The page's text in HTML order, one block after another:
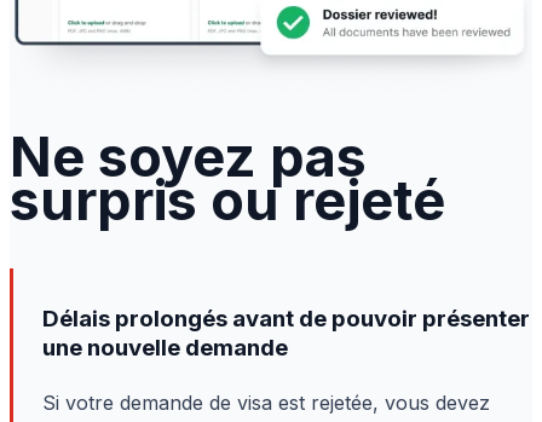
Ne soyez pas
surpris ou rejeté
Délais prolongés avant de pouvoir présenter
une nouvelle demande
Si votre demande de visa est rejetée, vous devez